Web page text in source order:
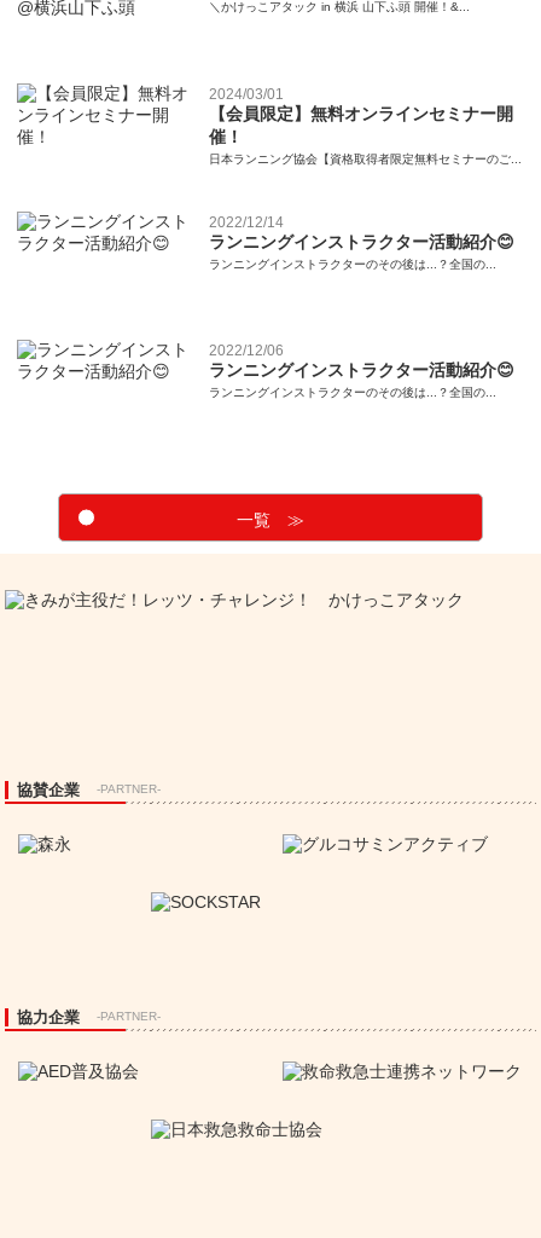
＼かけっこアタック in 横浜 山下ふ頭 開催！&...
2024/03/01
【会員限定】無料オンラインセミナー開
催！
日本ランニング協会【資格取得者限定無料セミナーのご...
2022/12/14
ランニングインストラクター活動紹介😊
ランニングインストラクターのその後は...？全国の...
2022/12/06
ランニングインストラクター活動紹介😊
ランニングインストラクターのその後は...？全国の...
一覧 ≫
協賛企業 -PARTNER-
協力企業 -PARTNER-